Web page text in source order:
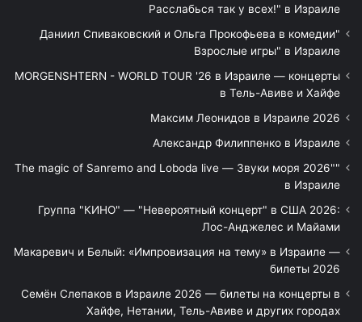
Расслабься так у всех!" в Израиле
"Даниил Спиваковский и Ольга Прокофьева в комедии
Взрослые игры" в Израиле
MORGENSHTERN - WORLD TOUR '26 в Израиле — концерты
в Тель-Авиве и Хайфе
Максим Леонидов в Израиле 2026
Александр Филиппенко в Израиле
"The magic of Sanremo and Loboda live — Звуки моря 2026"
в Израиле
Группа "КИНО" — "Невероятный концерт" в США 2026:
Лос-Анджелес и Майами
Макаревич и Белый: «Импровизация на тему» в Израиле —
билеты 2026
Семён Слепаков в Израиле 2026 — билеты на концерты в
Хайфе, Нетании, Тель-Авиве и других городах